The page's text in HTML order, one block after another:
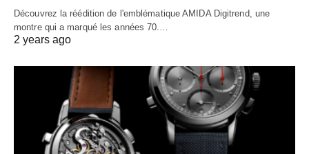
Découvrez la réédition de l'emblématique AMIDA Digitrend, une
montre qui a marqué les années 70.…
2 years ago